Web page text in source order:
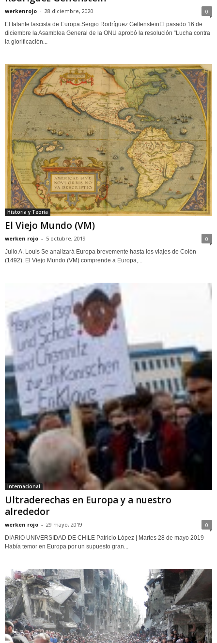
werkenrojo - 28 diciembre, 2020 0
El talante fascista de Europa.Sergio Rodríguez GelfensteinEl pasado 16 de
diciembre la Asamblea General de la ONU aprobó la resolución “Lucha contra
la glorificación...
Historia y Teoria
El Viejo Mundo (VM)
werken rojo - 5 octubre, 2019 0
Julio A. Louis Se analizará Europa brevemente hasta los viajes de Colón
(1492). El Viejo Mundo (VM) comprende a Europa,...
Internacional
Ultraderechas en Europa y a nuestro
alrededor
werken rojo - 29 mayo, 2019 0
DIARIO UNIVERSIDAD DE CHILE Patricio López | Martes 28 de mayo 2019
Había temor en Europa por un supuesto gran...